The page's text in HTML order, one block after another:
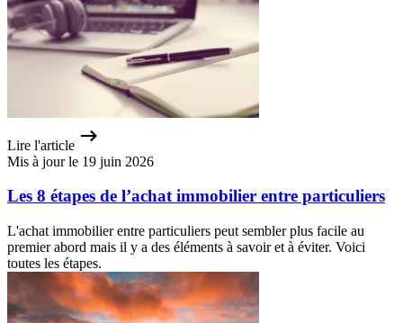
Lire l'article
Mis à jour le 19 juin 2026
Les 8 étapes de l’achat immobilier entre particuliers
L'achat immobilier entre particuliers peut sembler plus facile au
premier abord mais il y a des éléments à savoir et à éviter. Voici
toutes les étapes.